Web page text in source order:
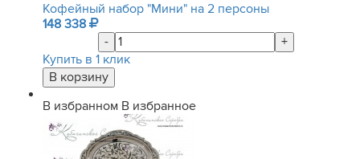
Кофейный набор "Мини" на 2 персоны
148 338
-
+
Купить в 1 клик
В избранном В избранное